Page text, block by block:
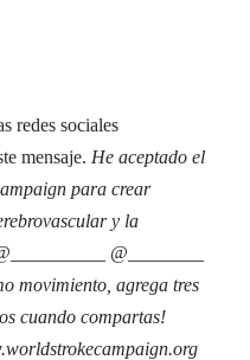
redes sociales
mensaje. He aceptado el
para crear
y la
@________
movimiento, agrega tres
cuando compartas!